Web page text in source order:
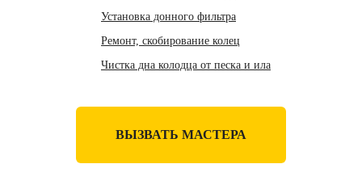
Установка донного фильтра
Ремонт, скобирование колец
Чистка дна колодца от песка и ила
ВЫЗВАТЬ МАСТЕРА